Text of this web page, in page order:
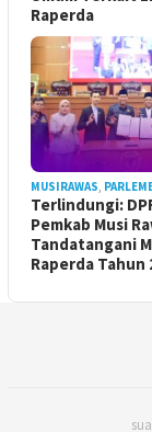
Raperda
MUSIRAWAS
Terlindungi:
Pemkab Musi
Tandatangani
Raperda Tahun